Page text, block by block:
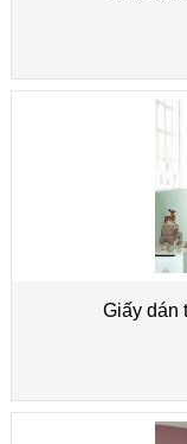
Giấy dán